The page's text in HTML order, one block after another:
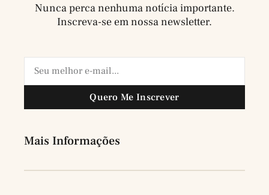
Nunca perca nenhuma notícia importante.
Inscreva-se em nossa newsletter.
Quero Me Inscrever
Mais Informações